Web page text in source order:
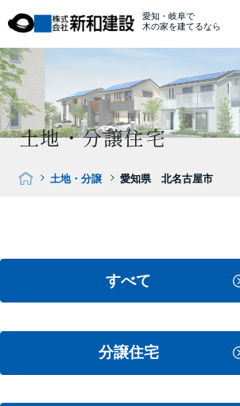
愛知・岐阜で
木の家を建てるなら
土地・分譲住宅
土地・分譲 愛知県 北名古屋市
すべて
分譲住宅